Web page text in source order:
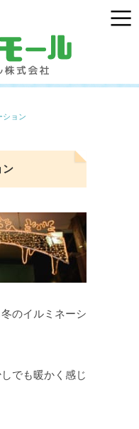
ション
ン
のイルミネーシ
でも暖かく感じ